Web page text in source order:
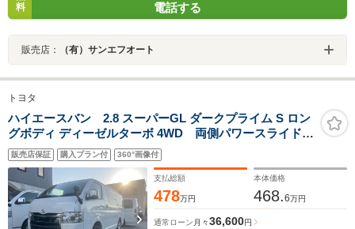
料
電話する
販売店： （有）サンエフオート
トヨタ
ハイエースバン 2.8 スーパーGL ダークプライム S ロン
グボディ ディーゼルターボ 4WD 両側パワースライドド
ア 寒冷地仕様 純正エンジンスターター リアヒータ
ー デジタルインナーミラー パノラミックビューモニ
ター AC100Vコンセント LEDフォグランプ LEDヘッ
ドライト
販売店保証 購入プラン付 360°画像付
支払総額
478万円
本体価格
468.6万円
通常ローン 月々36,600円